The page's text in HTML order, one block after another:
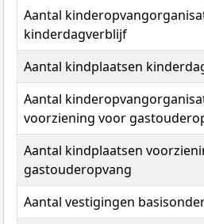
Aantal
kinderdagverblijf
Aantal kindplaatsen
Aantal
voorziening voor
Aantal kindplaatsen
gastouderopvang
Aantal vestigingen